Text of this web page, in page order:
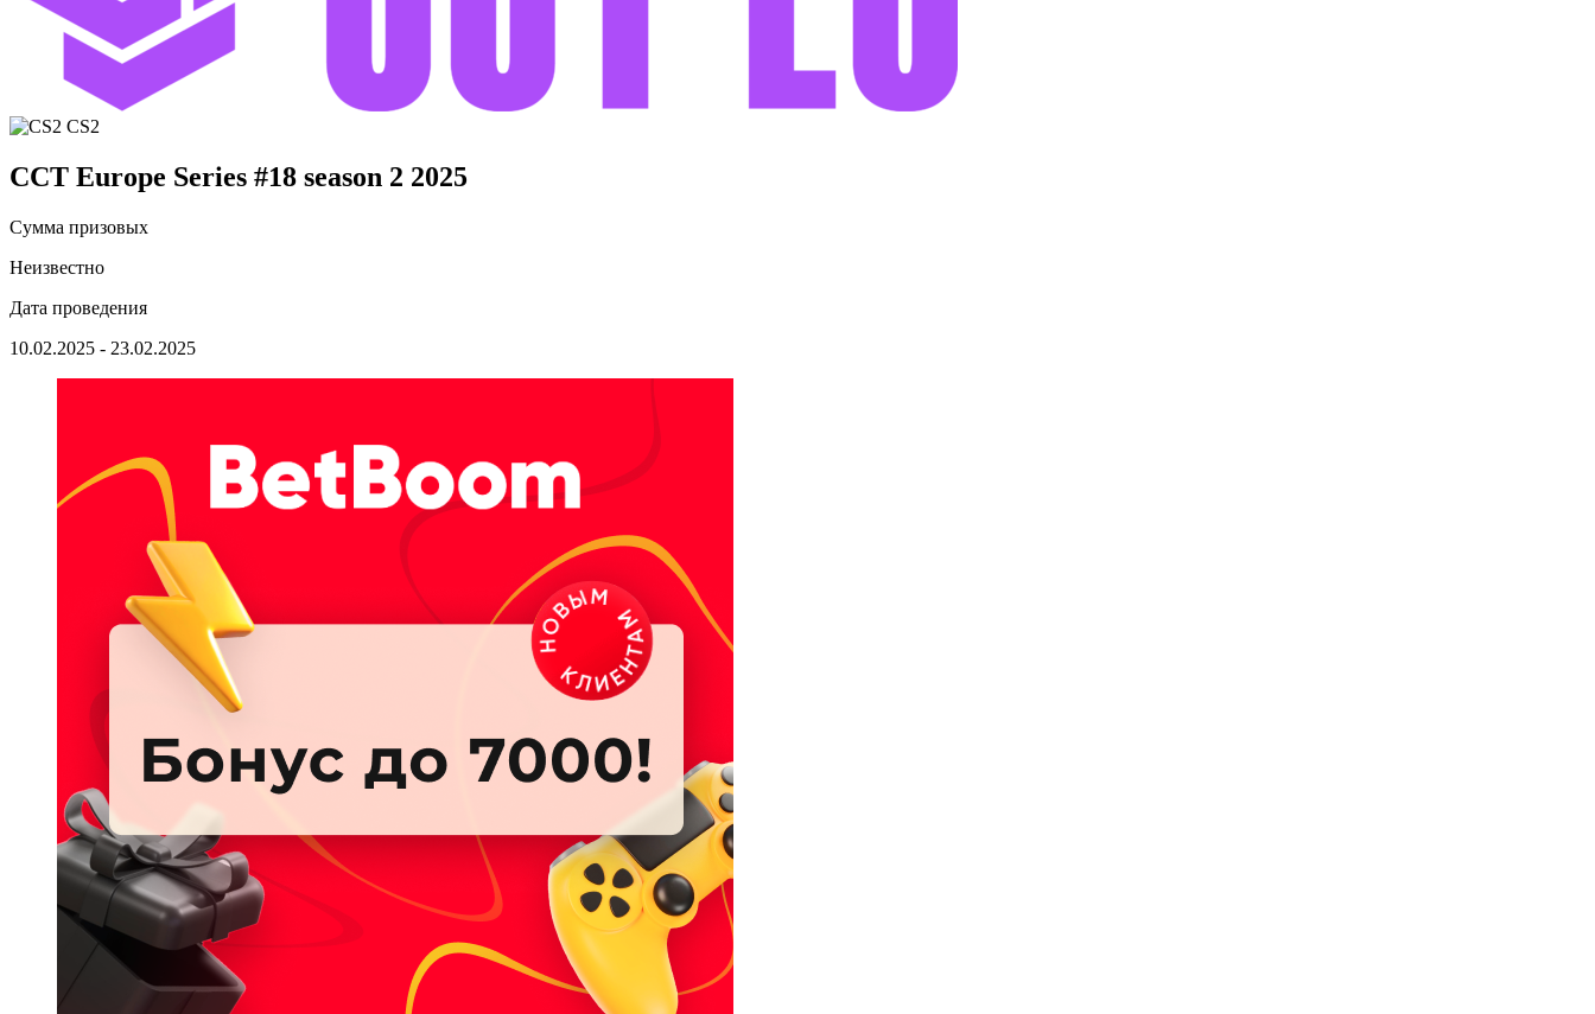
CS2
CCT Europe Series #18 season 2 2025
Сумма призовых
Неизвестно
Дата проведения
10.02.2025 - 23.02.2025